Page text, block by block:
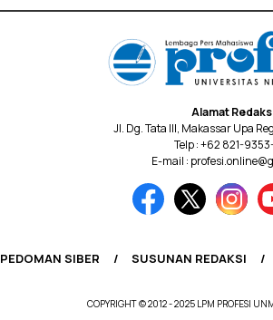
Alamat
Jl. Dg. Tata III, Makassar Upa
Telp : +62 821-
E-mail :
PEDOMAN SIBER SUSUNAN REDAKSI
COPYRIGHT © 2012 - 2025 LPM PROFESI